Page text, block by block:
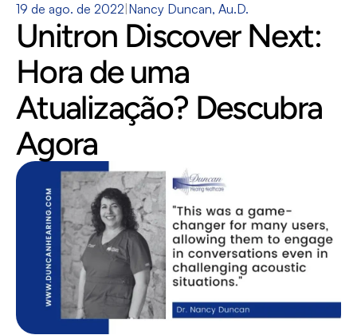
19 de ago. de 2022 Nancy Duncan, Au.D.
Unitron Discover Next:
Hora de uma
Atualização? Descubra
Agora